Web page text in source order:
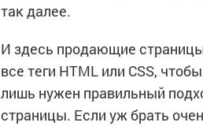
так далее.
И здесь продающие
все теги HTML или CSS,
лишь нужен правильный
страницы. Если уж брать